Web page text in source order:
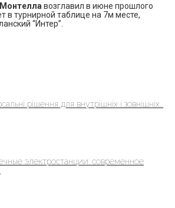
возглавил в июне прошлого
в турнирной таблице на 7м месте,
“Интер”.
рішення для внутрішніх і зовнішніх...
электростанции: современное